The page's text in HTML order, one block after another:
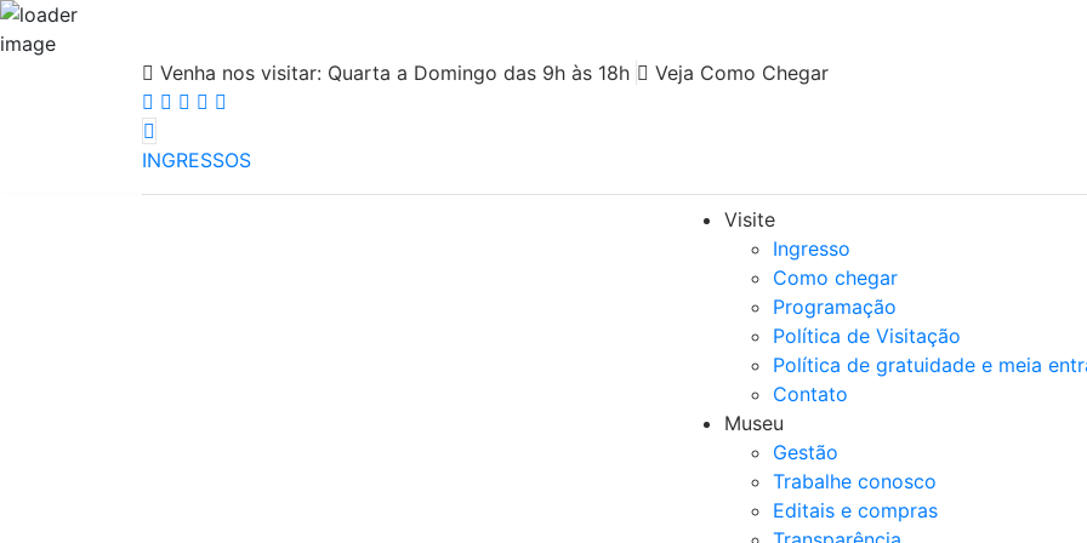
Venha nos visitar: Quarta a Domingo das 9h às 18h Veja Como Chegar
INGRESSOS
Visite
Ingresso
Como chegar
Programação
Política de Visitação
Política de gratuidade e meia
Contato
Museu
Gestão
Trabalhe conosco
Editais e compras